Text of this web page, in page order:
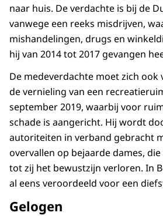
naar huis. De verdachte is bij de
vanwege een reeks misdrijven,
mishandelingen, drugs en
hij van 2014 tot 2017 gevangen
De medeverdachte moet zich
de vernieling van een
september 2019, waarbij voor
schade is aangericht. Hij wordt
autoriteiten in verband gebracht
overvallen op bejaarde dames,
tot zij het bewustzijn verloren. In
al eens veroordeeld voor een
Gelogen